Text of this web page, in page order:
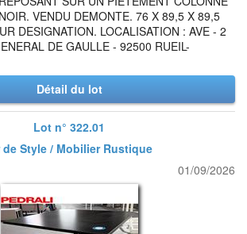
VENDU DEMONTE. 76 X 89,5 X 89,5
DESIGNATION. LOCALISATION : AVE - 2
DE GAULLE - 92500 RUEIL-
Détail du lot
Lot n° 322.01
Style / Mobilier Rustique
01/09/2026